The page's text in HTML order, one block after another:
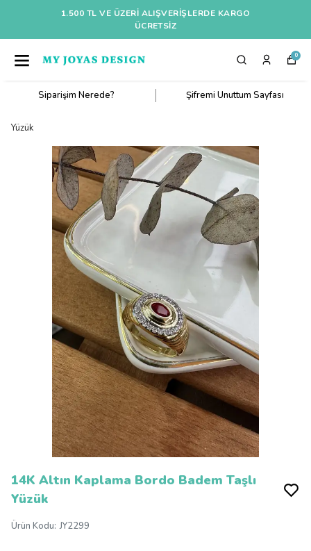
1.500 TL VE ÜZERI ALIŞVERIŞLERDE KARGO
ÜCRETSİZ
0
Siparişim Nerede? Şifremi Unuttum Sayfası
Yüzük
14K Altın Kaplama Bordo Badem Taşlı
Yüzük
Ürün Kodu: JY2299